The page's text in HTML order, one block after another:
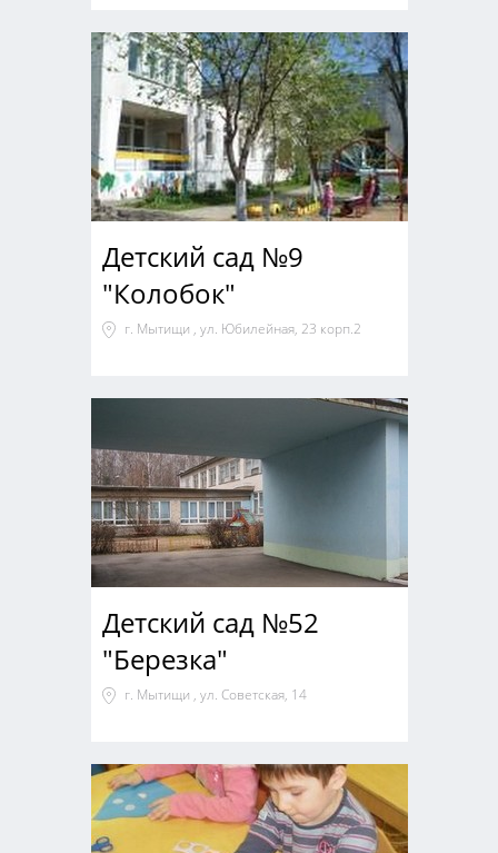
Детский сад №9
"Колобок"
г. Мытищи , ул. Юбилейная, 23 корп.2
Детский сад №52
"Березка"
г. Мытищи , ул. Советская, 14